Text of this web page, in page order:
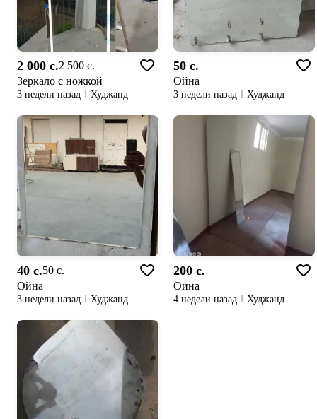
2 000 c.2 500 c.
Зеркало с ножкой
3 недели назад Худжанд
50 c.
Ойна
3 недели назад Худжанд
40 c.50 c.
Ойна
3 недели назад Худжанд
200 c.
Оина
4 недели назад Худжанд